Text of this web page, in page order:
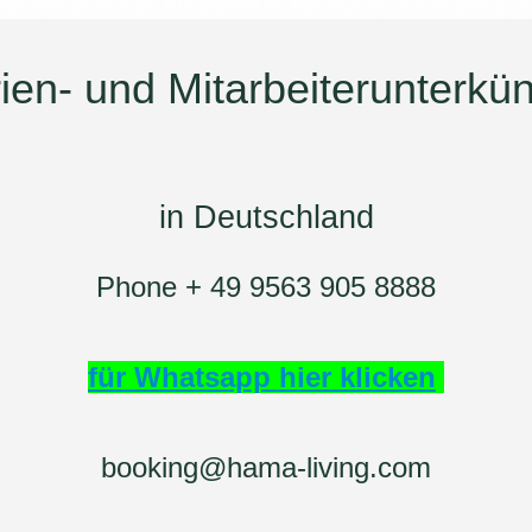
und
in Deutschland
Phone + 49 9563 905 8888
für Whatsapp hier klicken
booking@hama-living.com